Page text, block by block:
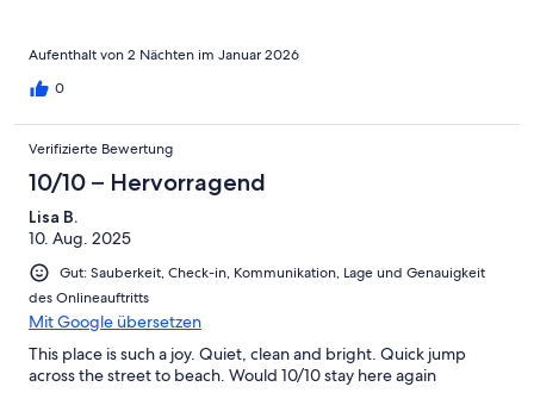
Aufenthalt von 2 Nächten im Januar 2026
0
Verifizierte Bewertung
10/10 – Hervorragend
Lisa B.
10. Aug. 2025
Gut: Sauberkeit, Check-in, Kommunikation, Lage und Genauigkeit
des Onlineauftritts
Mit Google übersetzen
This place is such a joy. Quiet, clean and bright. Quick jump
across the street to beach. Would 10/10 stay here again